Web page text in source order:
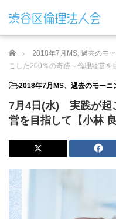
ホーム 2018年7月MS, 過去のモ
こした200％の奇跡～倫理経営を
2018年7月MS、 過去のモーニ
7月4日(水) 実践が起
営を目指して【小林 良